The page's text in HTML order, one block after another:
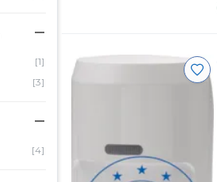
[1]
[3]
[4]